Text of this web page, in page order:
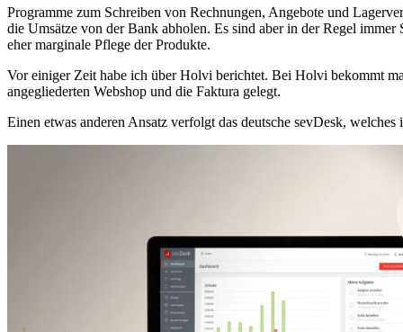
Programme zum Schreiben von Rechnungen, Angebote und
die Umsätze von der Bank abholen. Es sind aber in der Regel
eher marginale Pflege der Produkte.
Vor einiger Zeit habe ich über Holvi berichtet. Bei Holvi bekommt
angegliederten Webshop und die Faktura gelegt.
Einen etwas anderen Ansatz verfolgt das deutsche sevDesk, welches